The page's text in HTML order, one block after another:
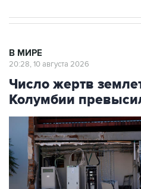
В МИРЕ
20:28, 10 августа 2026
Число жертв
Колумбии